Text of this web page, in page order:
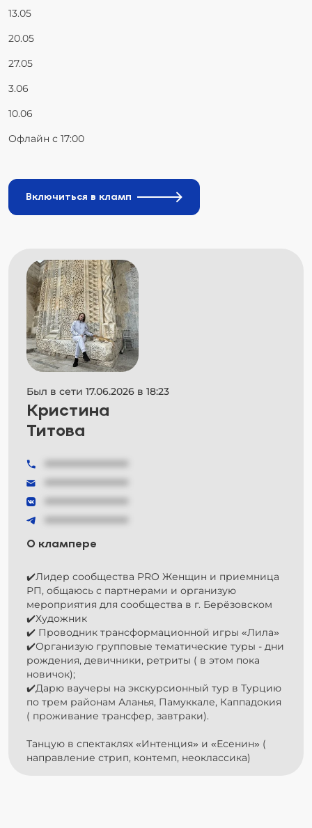
13.05
20.05
27.05
3.06
10.06
Офлайн с 17:00
Включиться в кламп
Был в сети 17.06.2026 в 18:23
Кристина
Титова
О клампере
✔️Лидер сообщества PRO Женщин и приемница
РП, общаюсь с партнерами и организую
мероприятия для сообщества в г. Берёзовском
✔️Художник
✔️ Проводник трансформационной игры «Лила»
✔️Организую групповые тематические туры - дни
рождения, девичники, ретриты ( в этом пока
новичок);
✔️Дарю ваучеры на экскурсионный тур в Турцию
по трем районам Аланья, Памуккале, Каппадокия
( проживание трансфер, завтраки).
Танцую в спектаклях «Интенция» и «Есенин» (
направление стрип, контемп, неоклассика)